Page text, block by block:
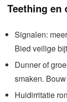
Teething en
Signalen:
Bied veilige
Dunner of
smaken.
Huidirritatie